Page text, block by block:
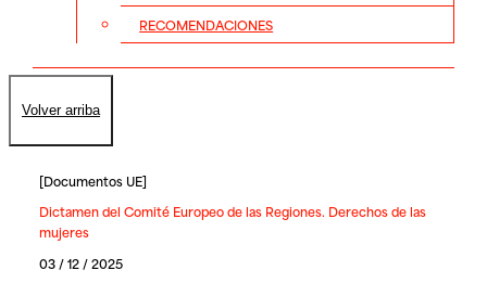
RECOMENDACIONES
Volver arriba
[Documentos UE]
Dictamen del Comité Europeo de las Regiones. Derechos de las
mujeres
03 / 12 / 2025